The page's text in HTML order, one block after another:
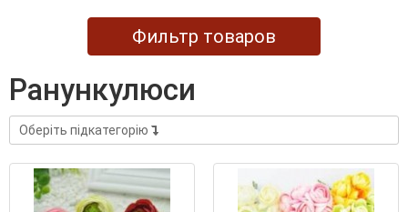
Фильтр товаров
ранункулюси
Оберіть підкатегорію